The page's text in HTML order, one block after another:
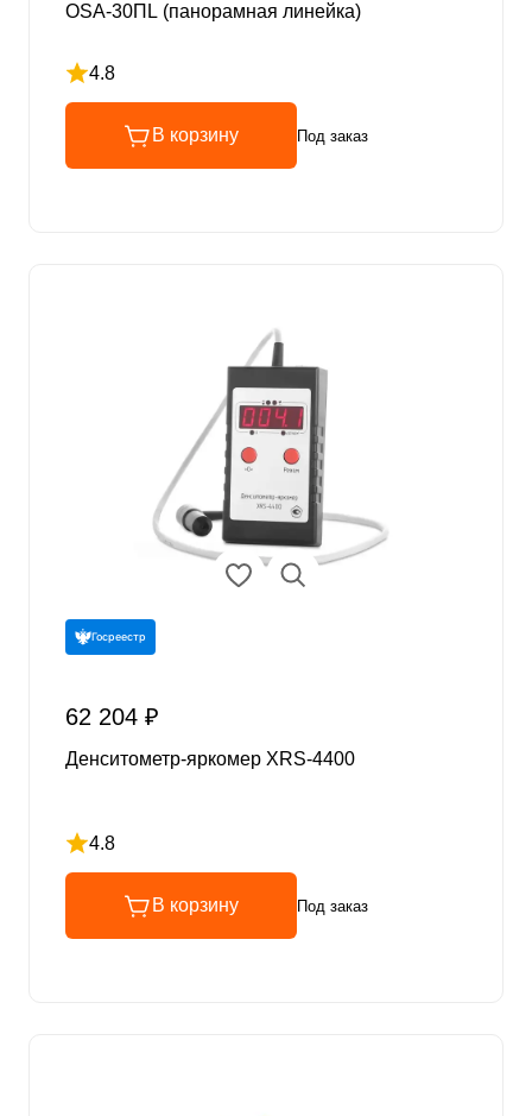
OSA-30ПL (панорамная линейка)
4.8
Рейтинг 4.8 из 5
В корзину Под заказ
Госреестр
62 204 ₽
Денситометр-яркомер XRS-4400
4.8
Рейтинг 4.8 из 5
В корзину Под заказ